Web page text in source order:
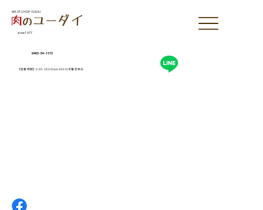
0463-54-1173
【営業時間】9:30-19:30(sun18:30)木曜定休日
MEAT SHOP YUDAI
since1977